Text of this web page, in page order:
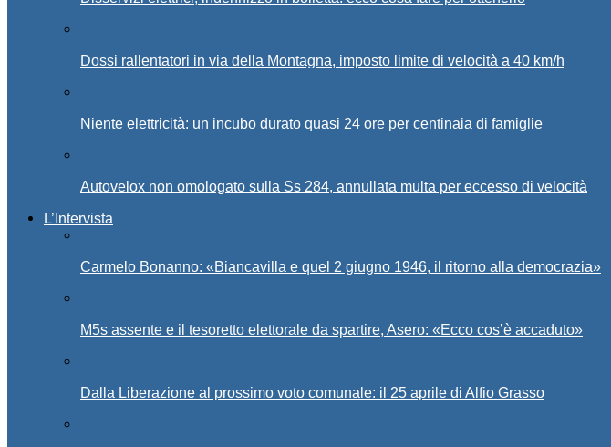
Dossi rallentatori in via della Montagna, imposto limite di velocità a 40 km/h
Niente elettricità: un incubo durato quasi 24 ore per centinaia di famiglie
Autovelox non omologato sulla Ss 284, annullata multa per eccesso di velocità
L’Intervista
Carmelo Bonanno: «Biancavilla e quel 2 giugno 1946, il ritorno alla democrazia»
M5s assente e il tesoretto elettorale da spartire, Asero: «Ecco cos’è accaduto»
Dalla Liberazione al prossimo voto comunale: il 25 aprile di Alfio Grasso